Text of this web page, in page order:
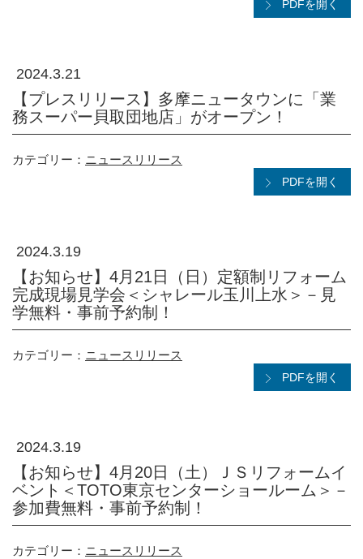
PDFを開く
2024.3.21
【プレスリリース】多摩ニュータウンに「業
務スーパー貝取団地店」がオープン！
カテゴリー： ニュースリリース
PDFを開く
2024.3.19
【お知らせ】4月21日（日）定額制リフォーム
完成現場見学会＜シャレール玉川上水＞－見
学無料・事前予約制！
カテゴリー： ニュースリリース
PDFを開く
2024.3.19
【お知らせ】4月20日（土）ＪＳリフォームイ
ベント＜TOTO東京センターショールーム＞－
参加費無料・事前予約制！
カテゴリー： ニュースリリース